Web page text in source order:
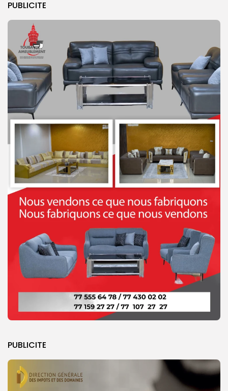
PUBLICITE
PUBLICITE